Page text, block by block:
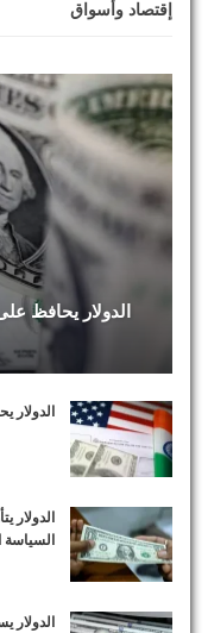
إقتصاد وأسواق
الدولار يحافظ
الدولار
السياسة